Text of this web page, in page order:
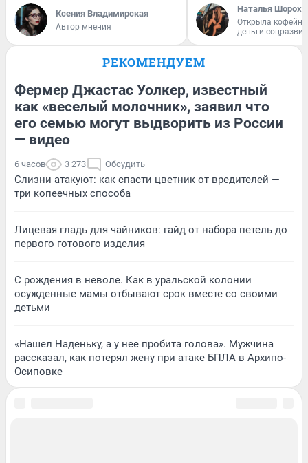
Ксения Владимирская
Автор мнения
Наталья
Открыла
деньги
РЕКОМЕНДУЕМ
Фермер Джастас Уолкер, известный
как «веселый молочник», заявил что
его семью могут выдворить из России
— видео
6 часов 3 273 Обсудить
Слизни атакуют: как спасти цветник от вредителей —
три копеечных способа
Лицевая гладь для чайников: гайд от набора петель до
первого готового изделия
С рождения в неволе. Как в уральской колонии
осужденные мамы отбывают срок вместе со своими
детьми
«Нашел Наденьку, а у нее пробита голова». Мужчина
рассказал, как потерял жену при атаке БПЛА в Архипо-
Осиповке